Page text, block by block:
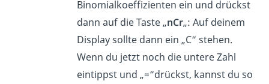
Binomialkoeffizienten ein und drückst
dann auf die Taste „nCr„: Auf deinem
Display sollte dann ein „C“ stehen.
Wenn du jetzt noch die untere Zahl
eintippst und „=“drückst, kannst du so